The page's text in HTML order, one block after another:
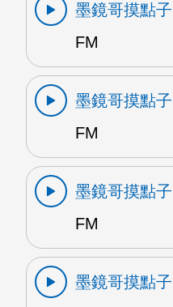
墨鏡哥摸點子
FM
墨鏡哥摸點子
FM
墨鏡哥摸點子
FM
墨鏡哥摸點子